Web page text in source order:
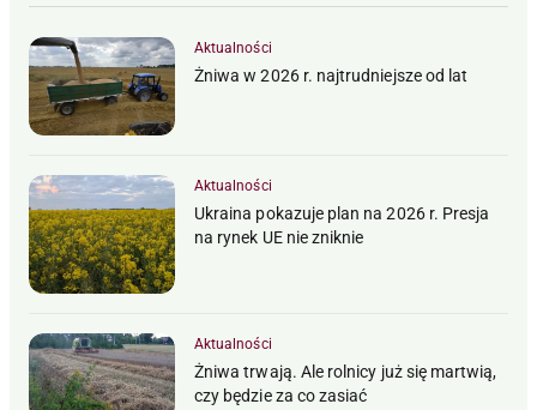
Aktualności
Żniwa w 2026 r. najtrudniejsze od lat
Aktualności
Ukraina pokazuje plan na 2026 r. Presja
na rynek UE nie zniknie
Aktualności
Żniwa trwają. Ale rolnicy już się martwią,
czy będzie za co zasiać